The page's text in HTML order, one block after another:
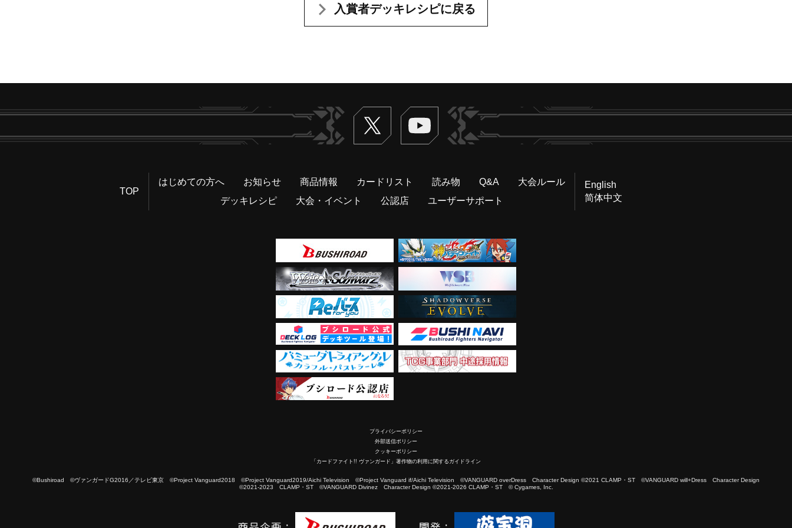
入賞者デッキレシピに戻る
Twitter ヴァンガードch
TOP
はじめての方へ お知らせ 商品情報 カードリスト 読み物 Q&A
大会ルール
デッキレシピ
大会・イベント 公認店 ユーザーサポート
English
简体中文
プライバシーポリシー
外部送信ポリシー
クッキーポリシー
「カードファイト!! ヴァンガード」著作物の利用に関するガイドライン
©Bushiroad ©ヴァンガードG2016／テレビ東京 ©Project Vanguard2018 ©Project Vanguard2019/Aichi Television ©Project Vanguard if/Aichi Television ©VANGUARD overDress Character Design ©2021 CLAMP・ST ©VANGUARD will+Dress Character Design
©2021-2023 CLAMP・ST ©VANGUARD Divinez Character Design ©2021-2026 CLAMP・ST © Cygames, Inc.